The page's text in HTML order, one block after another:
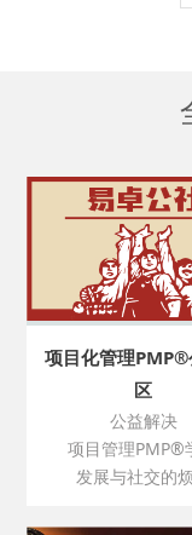
项目化管理
区
公益解决
项目管理PMP®
发展与社交的